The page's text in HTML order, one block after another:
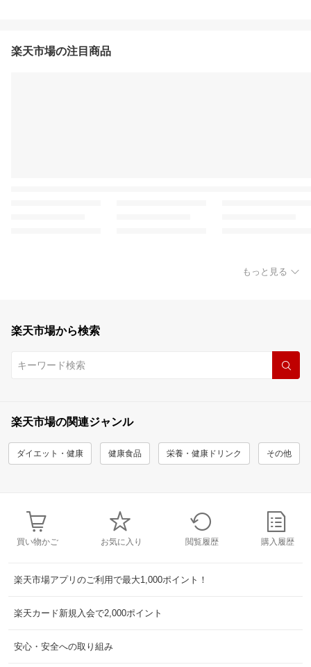
楽天市場の注目商品
もっと見る
楽天市場から検索
楽天市場の関連ジャンル
ダイエット・健康 健康食品 栄養・健康ドリンク その他
買い物かご お気に入り 閲覧履歴 購入履歴
楽天市場アプリのご利用で最大1,000ポイント！
楽天カード新規入会で2,000ポイント
安心・安全への取り組み